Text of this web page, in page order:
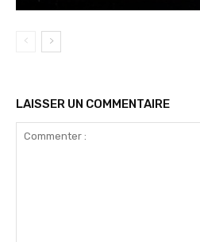
LAISSER UN COMMENTAIRE